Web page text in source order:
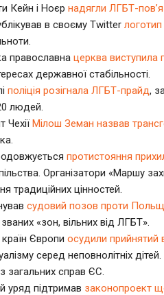
Кейн і Ноєр надягли ЛГБТ-
в своєму Twitter логотип
православна церква виступила
державної стабільності.
поліція розігнала ЛГБТ-прайд,
людей.
Чехії Мілош Земан назвав
протистояння
Організатори «Маршу
традиційних цінностей.
судовий позов проти
званих «зон, вільних від ЛГБТ».
Європи осудили прийнятий
серед неповнолітніх
з загальних справ ЄС.
уряд підтримав законопроект